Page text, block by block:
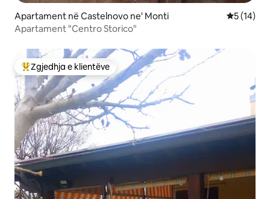
Apartament në Castelnovo ne' Monti Vlerësimi
5 (14)
Apartament "Centro Storico"
Më të mirat e zgjedhjeve të klientëve
Zgjedhja e klientëve